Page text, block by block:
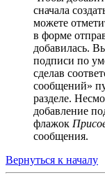
сначала
можете
в форме
добавилась.
подписи по
сделав
сообщений»
разделе.
добавление
флажок
сообщения.
Вернуться к началу